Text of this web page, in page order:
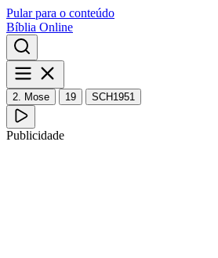
Pular para o conteúdo
Bíblia Online
2. Mose 19 SCH1951
Publicidade